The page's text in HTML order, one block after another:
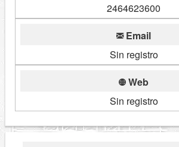
2464623600
Email
Sin registro
Web
Sin registro